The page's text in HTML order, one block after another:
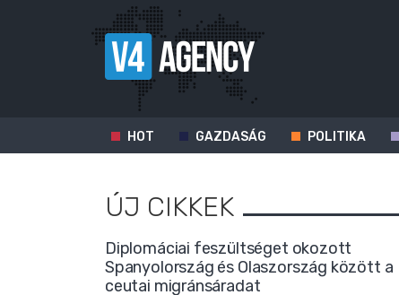
HOT GAZDASÁG POLITIKA
ÚJ CIKKEK
Diplomáciai feszültséget okozott
Spanyolország és Olaszország között a
ceutai migránsáradat